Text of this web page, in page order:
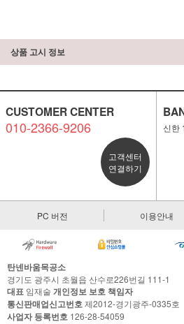
상품 고시 정보
CUSTOMER CENTER
010-2366-9206
고객센터
연결하기
신한
PC 버전 이용안내
탄넨바움목공소
경기도 광주시 초월읍 산수로226번길 111-1
대표 임재술 개인정보 보호 책임자
통신판매업신고번호제2012-경기광주-0335호
사업자 등록번호 126-28-54059